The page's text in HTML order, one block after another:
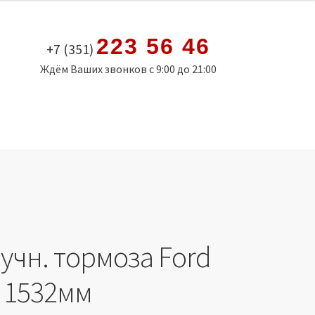
+7 (351) 223 56 46
Ждём Ваших звонков с 9:00 до 21:00
тормоза Ford